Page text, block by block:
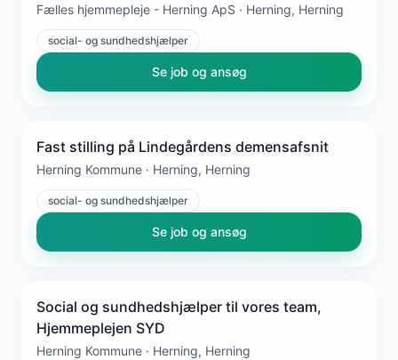
Fælles hjemmepleje - Herning ApS · Herning, Herning
social- og sundhedshjælper
Se job og ansøg
Fast stilling på Lindegårdens demensafsnit
Herning Kommune · Herning, Herning
social- og sundhedshjælper
Se job og ansøg
Social og sundhedshjælper til vores team,
Hjemmeplejen SYD
Herning Kommune · Herning, Herning